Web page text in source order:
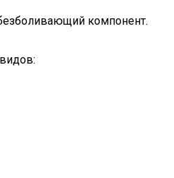
компонент.